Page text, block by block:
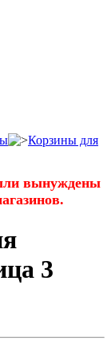
Корзины для
вынуждены
3